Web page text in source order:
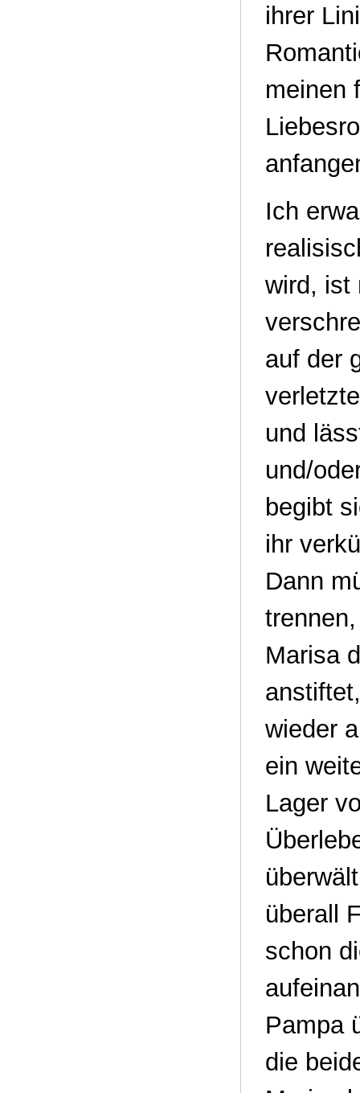
ihrer
meinen
Ich
wird, ist
auf der
und
und/
begibt
ihr
Dann
Marisa
wieder
ein
Lager
überall
schon
Pampa
die